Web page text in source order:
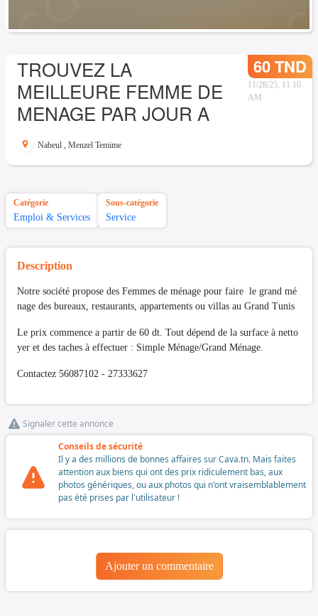
TROUVEZ LA
MEILLEURE FEMME DE
MENAGE PAR JOUR A
60 TND
11/28/25, 11:10
AM
Nabeul , Menzel Temime
Catégorie
Emploi & Services
Sous-catégorie
Service
Description
Notre société propose des Femmes de ménage pour faire le grand mé
nage des bureaux, restaurants, appartements ou villas au Grand Tunis
Le prix commence a partir de 60 dt. Tout dépend de la surface à netto
yer et des taches à effectuer : Simple Ménage/Grand Ménage.
Contactez 56087102 - 27333627
Signaler cette annonce
Conseils de sécurité
Il y a des millions de bonnes affaires sur Cava.tn. Mais faites
attention aux biens qui ont des prix ridiculement bas, aux
photos génériques, ou aux photos qui n'ont vraisemblablement
pas été prises par l'utilisateur !
Ajouter un commentaire